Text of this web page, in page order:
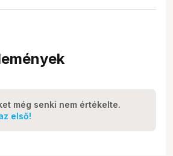
még senki nem értékelte.
első!